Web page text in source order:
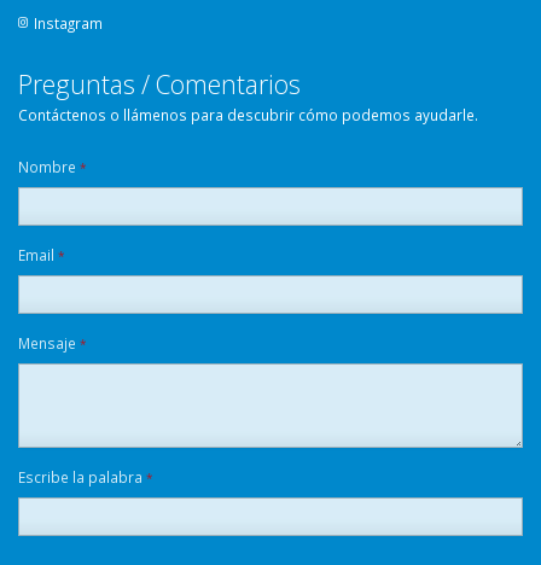
Instagram
Preguntas / Comentarios
Contáctenos o llámenos para descubrir cómo podemos ayudarle.
Nombre *
Email *
Mensaje *
Escribe la palabra *